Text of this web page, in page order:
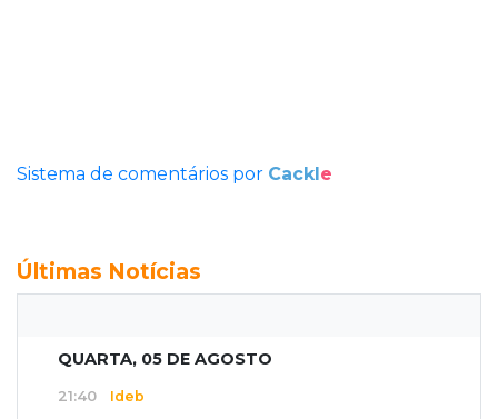
Sistema de comentários por Cackle
Últimas Notícias
QUARTA, 05 DE AGOSTO
21:40 Ideb